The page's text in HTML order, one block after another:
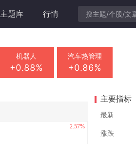
主题库 行情
机器人
+0.88%
汽车热管理
+0.86%
主要指标
最新
涨跌